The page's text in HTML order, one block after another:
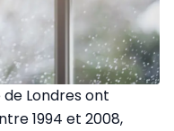
Londres ont
1994 et 2008,